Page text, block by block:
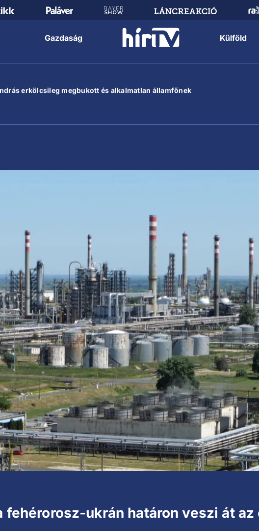
Gazdaság Külföld
erkölcsileg megbukott és alkalmatlan államfőnek
fehérorosz-ukrán határon veszi át